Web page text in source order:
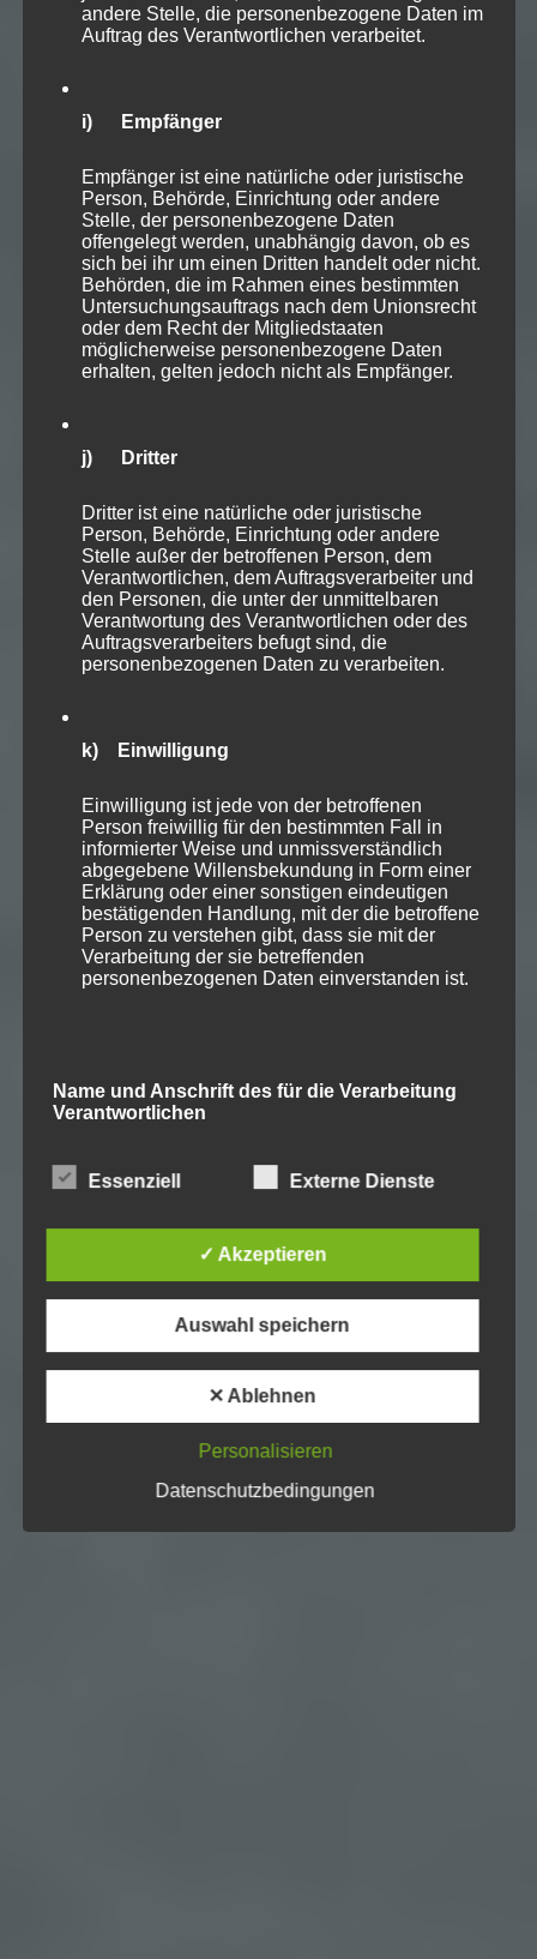
andere Stelle, die personenbezogene Daten im
Auftrag des Verantwortlichen verarbeitet.
i) Empfänger
Empfänger ist eine natürliche oder juristische
Person, Behörde, Einrichtung oder andere
Stelle, der personenbezogene Daten
offengelegt werden, unabhängig davon, ob es
sich bei ihr um einen Dritten handelt oder nicht.
Behörden, die im Rahmen eines bestimmten
Untersuchungsauftrags nach dem Unionsrecht
oder dem Recht der Mitgliedstaaten
möglicherweise personenbezogene Daten
erhalten, gelten jedoch nicht als Empfänger.
j) Dritter
Dritter ist eine natürliche oder juristische
Person, Behörde, Einrichtung oder andere
Stelle außer der betroffenen Person, dem
Verantwortlichen, dem Auftragsverarbeiter und
den Personen, die unter der unmittelbaren
Verantwortung des Verantwortlichen oder des
Auftragsverarbeiters befugt sind, die
personenbezogenen Daten zu verarbeiten.
k) Einwilligung
Einwilligung ist jede von der betroffenen
Person freiwillig für den bestimmten Fall in
informierter Weise und unmissverständlich
abgegebene Willensbekundung in Form einer
Erklärung oder einer sonstigen eindeutigen
bestätigenden Handlung, mit der die betroffene
Person zu verstehen gibt, dass sie mit der
Verarbeitung der sie betreffenden
personenbezogenen Daten einverstanden ist.
Name und Anschrift des für die Verarbeitung
Verantwortlichen
Verantwortlicher im Sinne der Datenschutz-
Grundverordnung, sonstiger in den Mitgliedstaaten
Datenschutzgesetze und anderer Bestimmungen
mit datenschutzrechtlichem Charakter ist die:
KWF GmbH
Bernhard Hauck
Spremberger Straße 1
64823 Groß-Umstadt
E-Mail: service@kwf-tagung.de
Cookies / SessionStorage / LocalStorage
Essenziell Externe Dienste
✓ Akzeptieren
Auswahl speichern
✕ Ablehnen
Personalisieren
Datenschutzbedingungen